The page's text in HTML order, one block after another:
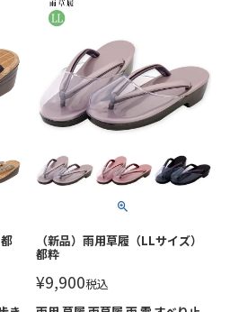
（新品）雨用草履（LLサイズ）
都粋
¥9,900税込